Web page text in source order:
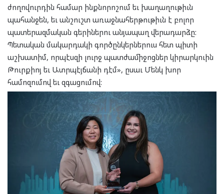
ժողովուրդին համար ինքնորոշում եւ խաղաղութիւն
պահանջեն, եւ անշուշտ առաջնահերթութիւն է բոլոր
պատերազմական գերիներու անյապաղ վերադարձը:
Պետական մակարդակի գործընկերներուս հետ պիտի
աշխատիմ, որպէսզի լուրջ պատժամիջոցներ կիրարկուին
Թուրքիոյ եւ Ատրպէյճանի դէմ», ըսաւ Մենկ խոր
համոզումով եւ զգացումով: